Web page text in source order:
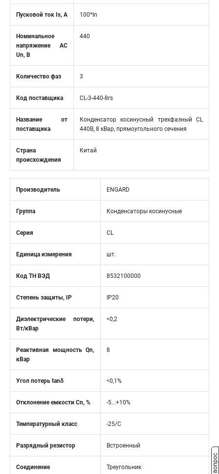
Пусковой ток Is, А 100*In
Номинальное
напряжение АС
Un, В
440
Количество фаз 3
Код поставщика CL-3-440-8rs
Название от
поставщика
Конденсатор косинусный трехфазный CL
440В, 8 кВар, прямоугольного сечения
Страна
происхождения
Китай
Производитель ENGARD
Группа Конденсаторы косинусные
Серия CL
Единица измерения шт.
Код ТН ВЭД 8532100000
Степень защиты, IP IP20
Диэлектрические потери,
Вт/кВар
<0,2
Реактивная мощность Qn,
кВар
8
Угол потерь tanδ <0,1%
Отклонение емкости Cn, % -5...+10%
Температурный класс -25/С
Разрядный резистор Встроенный
Соединение Треугольник